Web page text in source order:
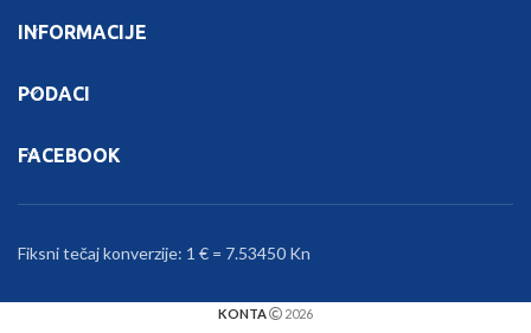
INFORMACIJE
PODACI
FACEBOOK
Fiksni tečaj konverzije: 1 € = 7.53450 Kn
KONTA 2026